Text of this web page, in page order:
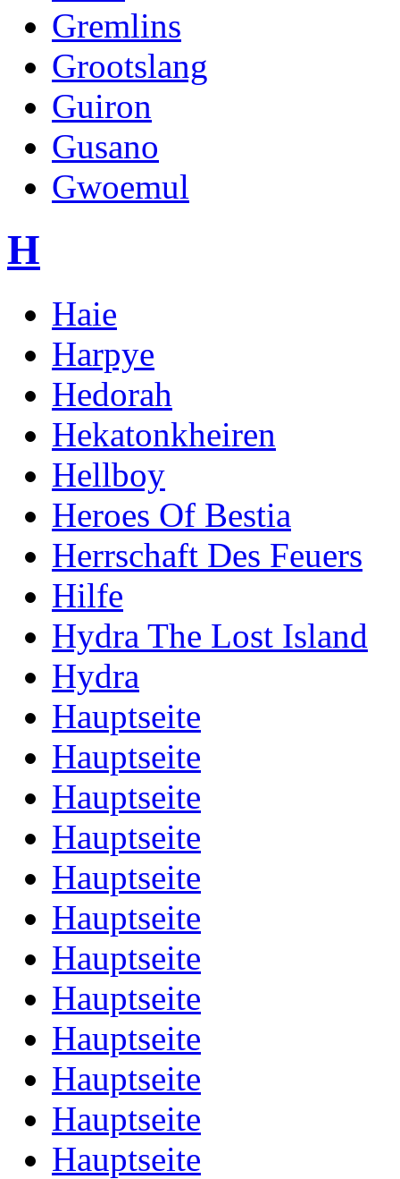
Gremlins
Grootslang
Guiron
Gusano
Gwoemul
H
Haie
Harpye
Hedorah
Hekatonkheiren
Hellboy
Heroes Of Bestia
Herrschaft Des Feuers
Hilfe
Hydra The Lost Island
Hydra
Hauptseite
Hauptseite
Hauptseite
Hauptseite
Hauptseite
Hauptseite
Hauptseite
Hauptseite
Hauptseite
Hauptseite
Hauptseite
Hauptseite